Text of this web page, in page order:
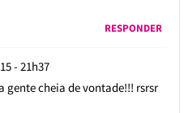
RESPONDER
- 21h37
gente cheia de vontade!!! rsrsr